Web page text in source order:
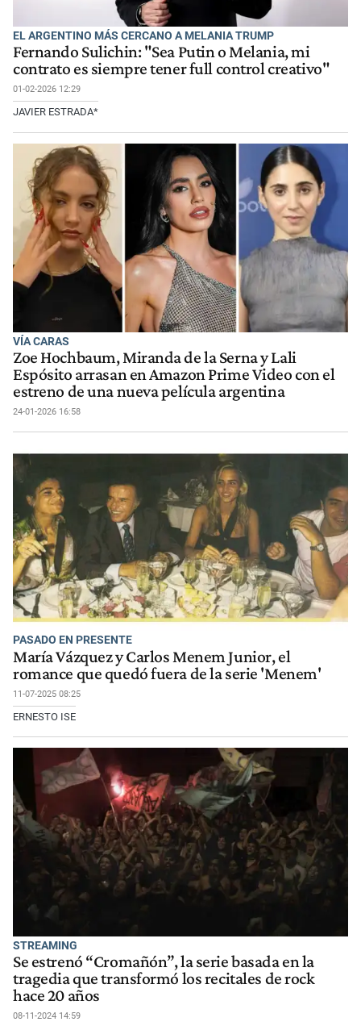
EL ARGENTINO MÁS CERCANO A MELANIA TRUMP
Fernando Sulichin: "Sea Putin o Melania, mi
contrato es siempre tener full control creativo"
01-02-2026 12:29
JAVIER ESTRADA*
VÍA CARAS
Zoe Hochbaum, Miranda de la Serna y Lali
Espósito arrasan en Amazon Prime Video con el
estreno de una nueva película argentina
24-01-2026 16:58
PASADO EN PRESENTE
María Vázquez y Carlos Menem Junior, el
romance que quedó fuera de la serie 'Menem'
11-07-2025 08:25
ERNESTO ISE
STREAMING
Se estrenó “Cromañón”, la serie basada en la
tragedia que transformó los recitales de rock
hace 20 años
08-11-2024 14:59